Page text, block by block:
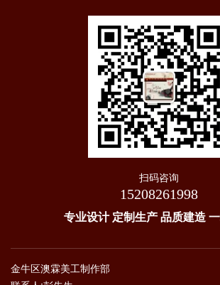
扫码咨询
15208261998
专业设计 定制生产 品质建造
金牛区澳霖美工制作部